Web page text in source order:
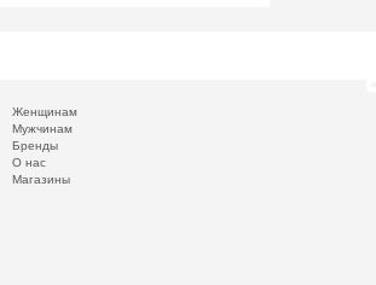
Женщинам
Мужчинам
Бренды
О нас
Магазины